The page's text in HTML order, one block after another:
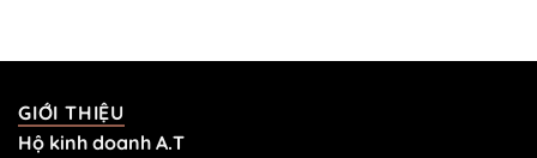
GIỚI THIỆU
Hộ kinh doanh A.T